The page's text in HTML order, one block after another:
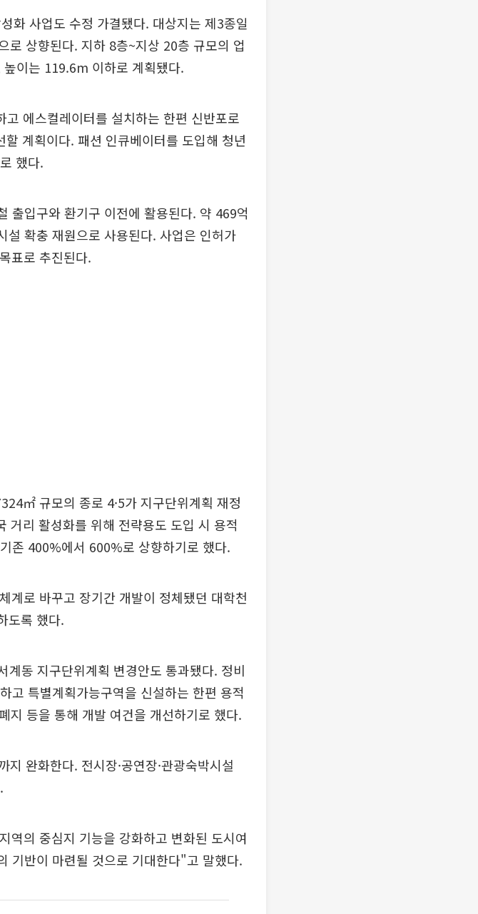
화 사업도 수정 가결됐다. 대상지는 제3종일
로 상향된다. 지하 8층~지상 20층 규모의 업
이는 119.6m 이하로 계획됐다.
에스컬레이터를 설치하는 한편 신반포로
계획이다. 패션 인큐베이터를 도입해 청년
했다.
출입구와 환기구 이전에 활용된다. 약 469억
설 확충 재원으로 사용된다. 사업은 인허가
표로 추진된다.
㎡ 규모의 종로 4·5가 지구단위계획 재정
거리 활성화를 위해 전략용도 도입 시 용적
존 400%에서 600%로 상향하기로 했다.
계로 바꾸고 장기간 개발이 정체됐던 대학천
도록 했다.
동 지구단위계획 변경안도 통과됐다. 정비
고 특별계획가능구역을 신설하는 한편 용적
지 등을 통해 개발 여건을 개선하기로 했다.
완화한다. 전시장·공연장·관광숙박시설
역의 중심지 기능을 강화하고 변화된 도시여
기반이 마련될 것으로 기대한다"고 말했다.